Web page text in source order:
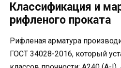
Классификация и
рифленого проката
Рифленая арматура
ГОСТ 34028-2016, который